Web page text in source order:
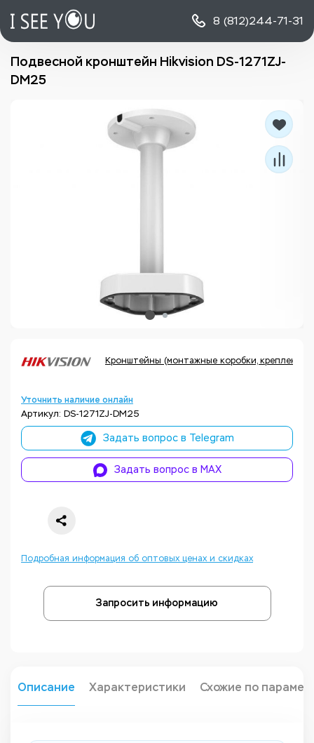
8 (812)244-71-31
Подвесной кронштейн Hikvision DS-1271ZJ-
DM25
Кронштейны (монтажные коробки, крепления,
Уточнить наличие онлайн
Артикул: DS-1271ZJ-DM25
Задать вопрос в Telegram
Задать вопрос в MAX
Подробная информация об оптовых ценах и скидках
Запросить информацию
Описание Характеристики Схожие по